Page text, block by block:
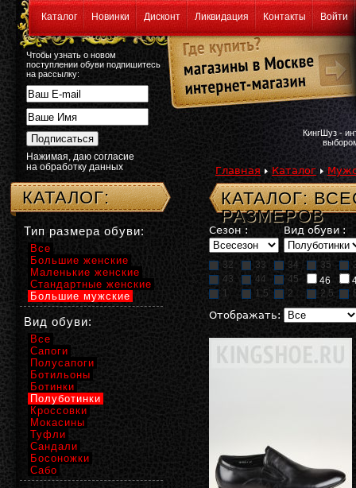
Каталог Новинки Дисконт Ликвидация Контакты Войти
Чтобы узнать о новом
поступлении обуви подпишитесь
на рассылку:
Нажимая, даю согласие
на обработку данных
КингШуз -
Главная Каталог
КАТАЛОГ:
РАЗМЕРОВ
Сезон : Вид обуви :
32 33 34 35
43
44 45 46
1
1,5 2 2,5
Отображать:
КАТАЛОГ:
Тип размера обуви:
Все
Большие женские
Маленькие женские
Стандартные женские
Большие мужские
Вид обуви:
Все
Сапоги
Полусапоги
Ботильоны
Ботинки
Полуботинки
Кроссовки
Мокасины
Туфли
Сандали
Босоножки
Сабо